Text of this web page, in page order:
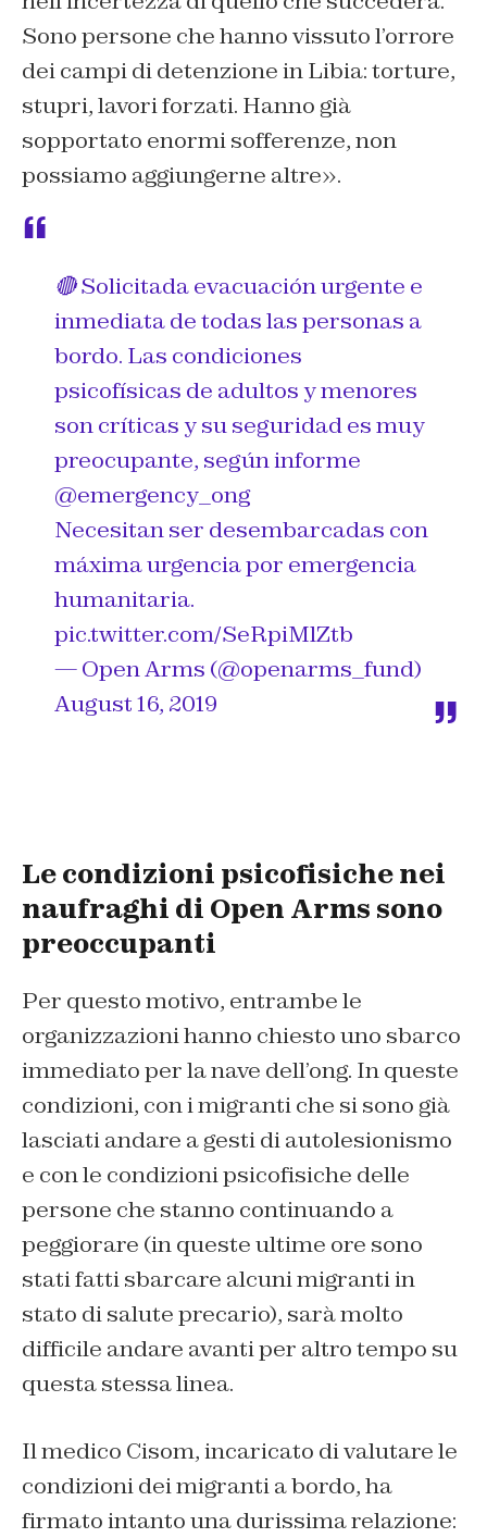
Sono persone che hanno vissuto l’orrore
dei campi di detenzione in Libia: torture,
stupri, lavori forzati. Hanno già
sopportato enormi sofferenze, non
possiamo aggiungerne altre».
🔴 Solicitada evacuación urgente e
inmediata de todas las personas a
bordo. Las condiciones
psicofísicas de adultos y menores
son críticas y su seguridad es muy
preocupante, según informe
@emergency_ong
Necesitan ser desembarcadas con
máxima urgencia por emergencia
humanitaria.
pic.twitter.com/SeRpiMlZtb
— Open Arms (@openarms_fund)
August 16, 2019
Le condizioni psicofisiche nei
naufraghi di Open Arms sono
preoccupanti
Per questo motivo, entrambe le
organizzazioni hanno chiesto uno sbarco
immediato per la nave dell’ong. In queste
condizioni, con i migranti che si sono già
lasciati andare a gesti di autolesionismo
e con le condizioni psicofisiche delle
persone che stanno continuando a
peggiorare (in queste ultime ore sono
stati fatti sbarcare alcuni migranti in
stato di salute precario), sarà molto
difficile andare avanti per altro tempo su
questa stessa linea.
Il medico Cisom, incaricato di valutare le
condizioni dei migranti a bordo, ha
firmato intanto una durissima relazione: